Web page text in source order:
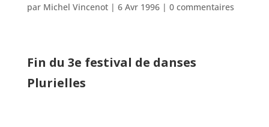
par Michel Vincenot| 6 Avr 1996| 0 commentaires
Fin du 3e festival de danses
Plurielles